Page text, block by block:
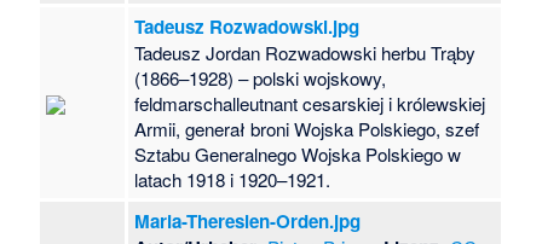
Tadeusz Rozwadowski.jpg
Tadeusz Jordan Rozwadowski herbu Trąby
(1866–1928) – polski wojskowy,
feldmarschalleutnant cesarskiej i królewskiej
Armii, generał broni Wojska Polskiego, szef
Sztabu Generalnego Wojska Polskiego w
latach 1918 i 1920–1921.
Maria-Theresien-Orden.jpg